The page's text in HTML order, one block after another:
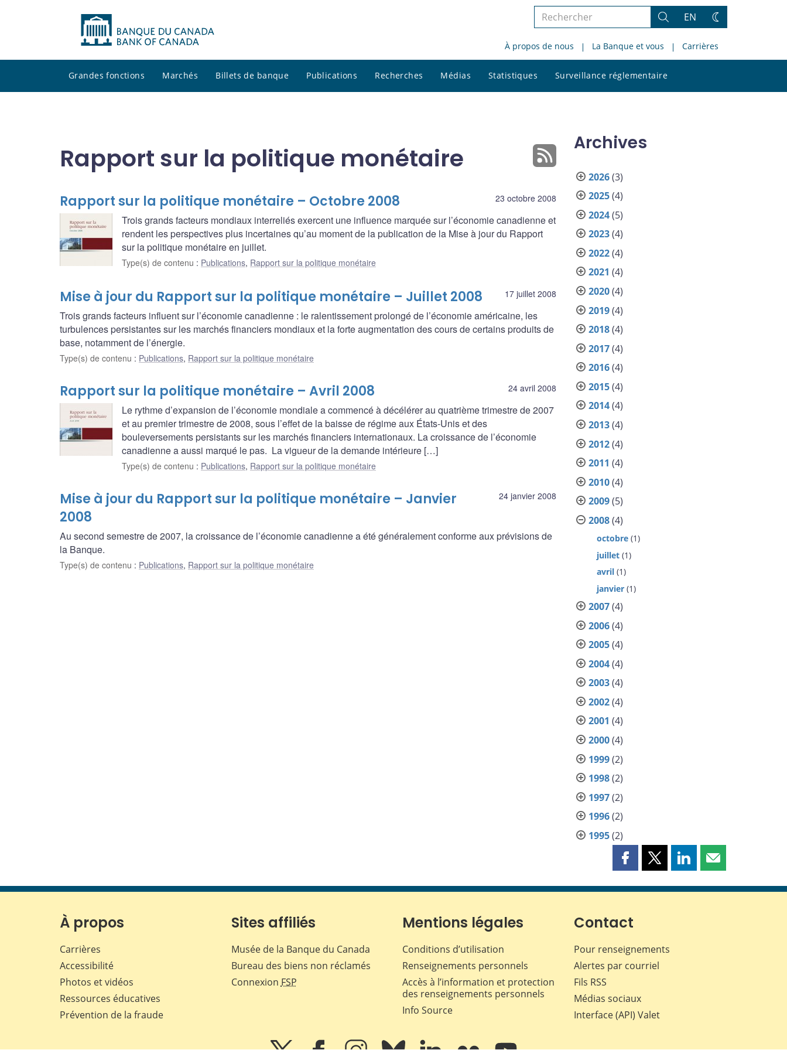
Rechercher
le
site
Rechercher
EN
Changez
thème
À propos de nous La Banque et vous Carrières
Grandes fonctions Marchés Billets de banque Publications Recherches Médias Statistiques Surveillance réglementaire
le
Rapport sur la politique monétaire
23 octobre 2008
Rapport sur la politique monétaire – Octobre 2008
Trois grands facteurs mondiaux interreliés exercent une influence marquée sur l’économie canadienne et
rendent les perspectives plus incertaines qu’au moment de la publication de la Mise à jour du Rapport
sur la politique monétaire en juillet.
Type(s) de contenu : Publications, Rapport sur la politique monétaire
17 juillet 2008
Mise à jour du Rapport sur la politique monétaire – Juillet 2008
Trois grands facteurs influent sur l’économie canadienne : le ralentissement prolongé de l’économie américaine, les
turbulences persistantes sur les marchés financiers mondiaux et la forte augmentation des cours de certains produits de
base, notamment de l’énergie.
Type(s) de contenu : Publications, Rapport sur la politique monétaire
24 avril 2008
Rapport sur la politique monétaire – Avril 2008
Le rythme d’expansion de l’économie mondiale a commencé à décélérer au quatrième trimestre de 2007
et au premier trimestre de 2008, sous l’effet de la baisse de régime aux États-Unis et des
bouleversements persistants sur les marchés financiers internationaux. La croissance de l’économie
canadienne a aussi marqué le pas. La vigueur de la demande intérieure […]
Type(s) de contenu : Publications, Rapport sur la politique monétaire
24 janvier 2008
Mise à jour du Rapport sur la politique monétaire – Janvier
2008
Au second semestre de 2007, la croissance de l’économie canadienne a été généralement conforme aux prévisions de
la Banque.
Type(s) de contenu : Publications, Rapport sur la politique monétaire
Archives
2026(3)
2025(4)
2024(5)
2023(4)
2022(4)
2021 (4)
2020(4)
2019(4)
2018(4)
2017(4)
2016(4)
2015(4)
2014(4)
2013(4)
2012(4)
2011 (4)
2010(4)
2009(5)
2008(4)
octobre (1)
juillet (1)
avril (1)
janvier (1)
2007(4)
2006(4)
2005(4)
2004(4)
2003(4)
2002(4)
2001 (4)
2000(4)
1999(2)
1998(2)
1997(2)
1996(2)
1995(2)
Partager
page
Facebook
Partager
page
Partager
page
Partager
page
À propos
Carrières
Accessibilité
Photos et vidéos
Ressources éducatives
Prévention de la fraude
Sites affiliés
Musée de la Banque du Canada
Bureau des biens non réclamés
Connexion FSP
Mentions légales
Conditions d’utilisation
Renseignements personnels
Accès à l’information et protection
des renseignements personnels
Info Source
Contact
Pour renseignements
Alertes par courriel
Fils RSS
Médias sociaux
Interface (API) Valet